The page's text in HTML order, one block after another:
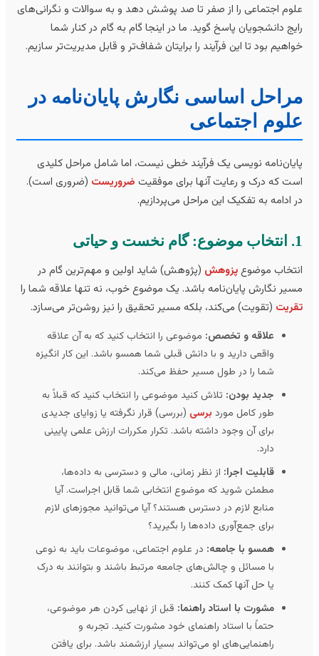
اجتماعی را از صفر تا صد پوشش دهد و به سوالات و نگرانی‌های
دانشجویان پاسخ گوید. ما در اینجا گام به گام در کنار شما
بود تا این فرآیند را برایتان شفاف‌تر و قابل مدیریت‌تر سازیم.
اساسی نگارش پایان‌نامه در
اجتماعی
نویسی یک فرآیند خطی نیست، اما شامل مراحل کلیدی
که درک و رعایت آنها برای موفقیتضروریست(ضروری است).
ادامه به تفکیک این مراحل می‌پردازیم.
موضوعپزوهش(پژوهش) شاید اولین و مهم‌ترین گام در
نگارش پایان‌نامه باشد. یک موضوع خوب، نه تنها علاقه شما را
(تقویت) می‌کند، بلکه مسیر تحقیق را نیز روشن‌تر می‌سازد.
علاقه و تخصص:موضوعی را انتخاب کنید که به آن علاقه
واقعی دارید و با دانش قبلی شما همسو باشد. این کار انگیزه
شما را در طول مسیر حفظ می‌کند.
جدید بودن: تلاش کنید موضوعی را انتخاب کنید که قبلاً به
طور کامل مورد برسی (بررسی) قرار نگرفته یا زوایای جدیدی
برای آن وجود داشته باشد. تکرار مکررات ارزش علمی پایینی
قابلیت اجرا: از نظر زمانی، مالی و دسترسی به داده‌ها،
مطمئن شوید که موضوع انتخابی شما قابل اجراست. آیا
منابع لازم در دسترس هستند؟ آیا می‌توانید مجوزهای لازم
برای جمع‌آوری داده‌ها را بگیرید؟
همسو با جامعه:در علوم اجتماعی، موضوعات باید به نوعی
با مسائل و چالش‌های جامعه مرتبط باشند و بتوانند به درک
یا حل آنها کمک کنند.
مشورت با استاد راهنما:قبل از نهایی کردن هر موضوعی،
حتماً با استاد راهنمای خود مشورت کنید. تجربه و
راهنمایی‌های او می‌تواند بسیار ارزشمند باشد. برای یافتن